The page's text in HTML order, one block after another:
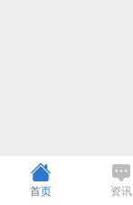
首页 资讯